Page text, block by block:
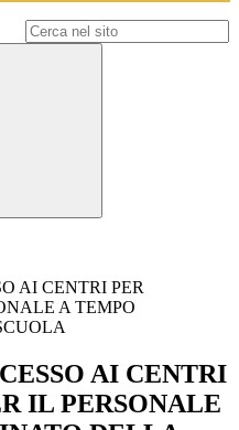
AI CENTRI PER
A TEMPO
AI CENTRI
IL PERSONALE